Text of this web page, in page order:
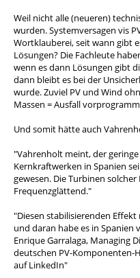
Weil nicht alle (neueren)
wurden. Systemversagen vis
Wortklauberei, seit wann gibt
Lösungen? Die Fachleute
wenn es dann Lösungen gibt
dann bleibt es bei der
wurde. Zuviel PV und Wind
Massen = Ausfall
Und somit hätte auch
"Vahrenholt meint, der
Kernkraftwerken in Spanien
gewesen. Die Turbinen
Frequenzglättend."
"Diesen stabilisierenden
und daran habe es in
Enrique Garralaga, Managing
deutschen PV-Komponenten-
auf LinkedIn"